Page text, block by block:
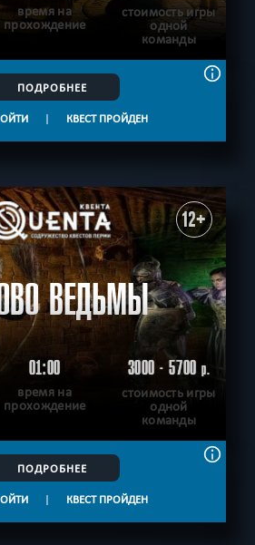
время на
прохождение
стоимость игры
одной
команды
ПОДРОБНЕЕ
| КВЕСТ ПРОЙДЕН
12+
ВЕДЬМЫ
01:00
время на
прохождение
3000 - 5700р.
стоимость игры
одной
команды
ПОДРОБНЕЕ
| КВЕСТ ПРОЙДЕН